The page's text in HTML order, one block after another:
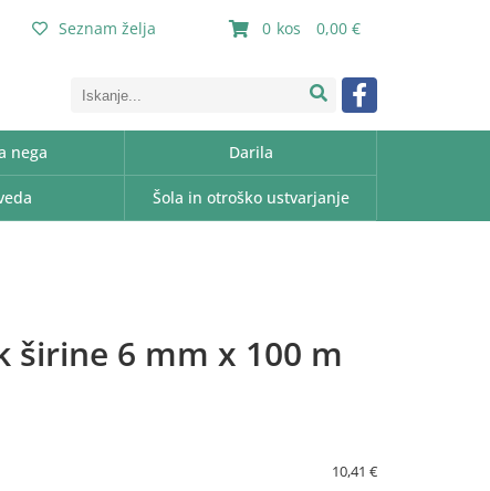
0 0,00
Seznam želja
nega Darila
Šola in otroško ustvarjanje
širine 6 mm x 100 m
10,41 €